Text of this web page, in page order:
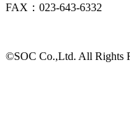
FAX：023-643-6332
©SOC Co.,Ltd. All Rights